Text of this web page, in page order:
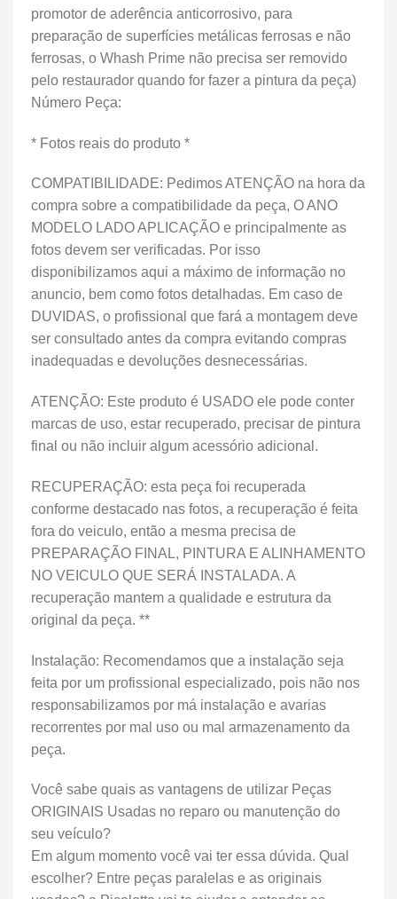
promotor de aderência anticorrosivo, para
preparação de superfícies metálicas ferrosas e não
ferrosas, o Whash Prime não precisa ser removido
pelo restaurador quando for fazer a pintura da peça)
Número Peça:
* Fotos reais do produto *
COMPATIBILIDADE: Pedimos ATENÇÃO na hora da
compra sobre a compatibilidade da peça, O ANO
MODELO LADO APLICAÇÃO e principalmente as
fotos devem ser verificadas. Por isso
disponibilizamos aqui a máximo de informação no
anuncio, bem como fotos detalhadas. Em caso de
DUVIDAS, o profissional que fará a montagem deve
ser consultado antes da compra evitando compras
inadequadas e devoluções desnecessárias.
ATENÇÃO: Este produto é USADO ele pode conter
marcas de uso, estar recuperado, precisar de pintura
final ou não incluir algum acessório adicional.
RECUPERAÇÃO: esta peça foi recuperada
conforme destacado nas fotos, a recuperação é feita
fora do veiculo, então a mesma precisa de
PREPARAÇÃO FINAL, PINTURA E ALINHAMENTO
NO VEICULO QUE SERÁ INSTALADA. A
recuperação mantem a qualidade e estrutura da
original da peça. **
Instalação: Recomendamos que a instalação seja
feita por um profissional especializado, pois não nos
responsabilizamos por má instalação e avarias
recorrentes por mal uso ou mal armazenamento da
peça.
Você sabe quais as vantagens de utilizar Peças
ORIGINAIS Usadas no reparo ou manutenção do
seu veículo?
Em algum momento você vai ter essa dúvida. Qual
escolher? Entre peças paralelas e as originais